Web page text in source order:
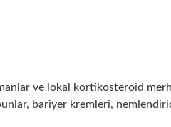
ve lokal kortikosteroid
bariyer kremleri,